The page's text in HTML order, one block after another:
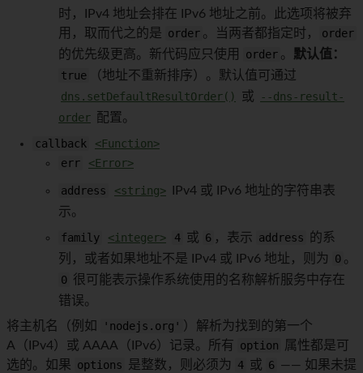
时，IPv4 地址会排在 IPv6 地址之前。此选项将被弃
用，取而代之的是 order 。当两者都指定时，
order
的优先级更高。新代码应只使用
order 。 默认值：
true
（地址不重新排序）。默认值可通过
dns.setDefaultResultOrder()
或
--dns-result-
order 配置。
callback
<Function>
err
<Error>
address <string>
IPv4 或 IPv6 地址的字符串表
示。
family
<integer> 4 或 6 ，表示 address
的系
列，或者如果地址不是 IPv4 或 IPv6 地址，则为
0 。
0 很可能表示操作系统使用的名称解析服务中存在
错误。
将主机名（例如
'nodejs.org' ）解析为找到的第一个
A（IPv4）或 AAAA（IPv6）记录。所有
option 属性都是可
选的。如果 options 是整数，则必须为 4 或 6 —— 如果未提